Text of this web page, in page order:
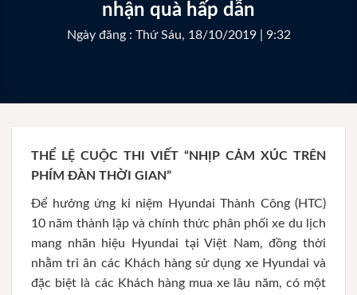
nhận quà hấp dẫn
Ngày đăng : Thứ Sáu, 18/10/2019 | 9:32
THỂ LỆ CUỘC THI VIẾT “NHỊP CẢM XÚC TRÊN
PHÍM ĐÀN THỜI GIAN”
Để hưởng ứng kỉ niệm Hyundai Thành Công (HTC)
10 năm thành lập và chính thức phân phối xe du lịch
mang nhãn hiệu Hyundai tại Việt Nam, đồng thời
nhằm tri ân các Khách hàng sử dụng xe Hyundai và
đặc biệt là các Khách hàng mua xe lâu năm, có một